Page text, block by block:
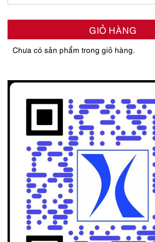
GIỎ HÀNG
Chưa có sản phẩm trong giỏ hàng.